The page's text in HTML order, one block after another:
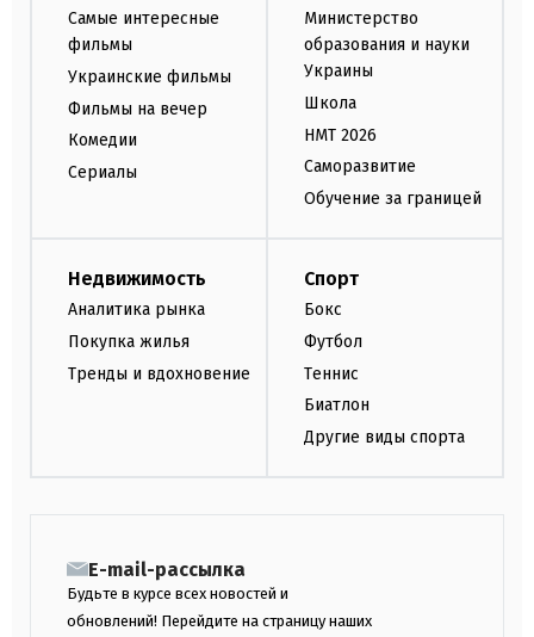
Самые интересные
фильмы
Украинские фильмы
Фильмы на вечер
Комедии
Сериалы
Министерство
образования и науки
Украины
Школа
НМТ 2026
Саморазвитие
Обучение за границей
Недвижимость
Аналитика рынка
Покупка жилья
Тренды и вдохновение
Спорт
Бокс
Футбол
Теннис
Биатлон
Другие виды спорта
E-mail-рассылка
Будьте в курсе всех новостей и
обновлений! Перейдите на страницу наших